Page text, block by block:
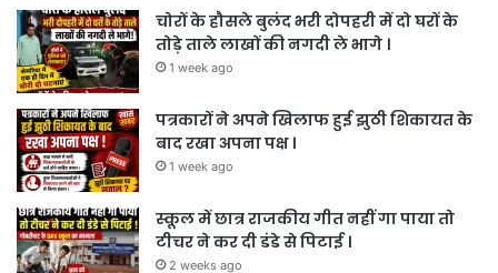
चोरों के हौसले बुलंद भरी दोपहरी में दो घरों के
तोड़े ताले लाखों की नगदी ले भागे ।
1 week ago
पत्रकारों ने अपने खिलाफ हुई झुठी शिकायत के
बाद रखा अपना पक्ष ।
1 week ago
स्कूल में छात्र राजकीय गीत नहीं गा पाया तो
टीचर ने कर दी डंडे से पिटाई ।
2 weeks ago